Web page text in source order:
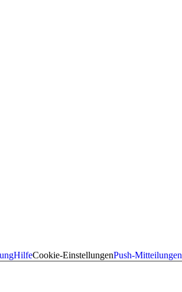
HilfeCookie-EinstellungenPush-Mitteilungen